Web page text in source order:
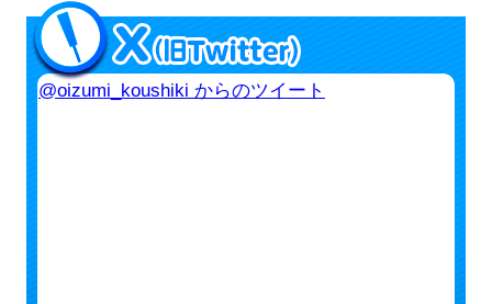
@oizumi_koushiki からのツイート